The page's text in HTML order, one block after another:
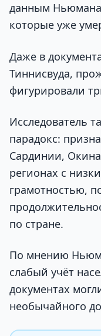
данным
которые уже
Даже в
Тиннисвуда,
фигурировали
Исследователь
парадокс:
Сардинии,
регионах с
грамотностью,
по стране.
По мнению
слабый учёт
документах
необычайного